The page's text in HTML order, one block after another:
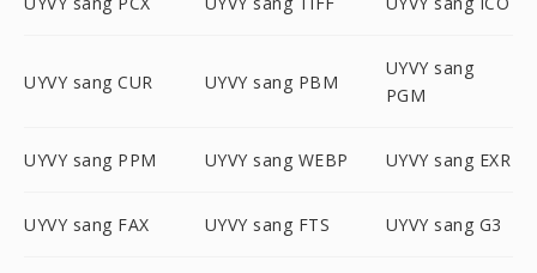
UYVY sang CUR UYVY sang PBM
UYVY sang
PGM
UYVY sang PPM UYVY sang WEBP UYVY sang EXR
UYVY sang FAX UYVY sang FTS UYVY sang G3